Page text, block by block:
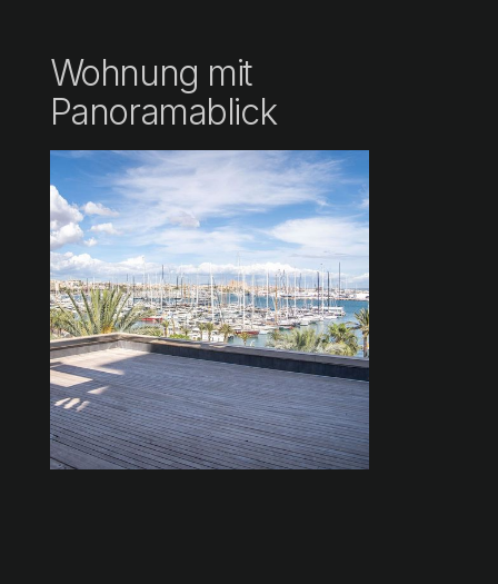
Wohnung mit
Panoramablick